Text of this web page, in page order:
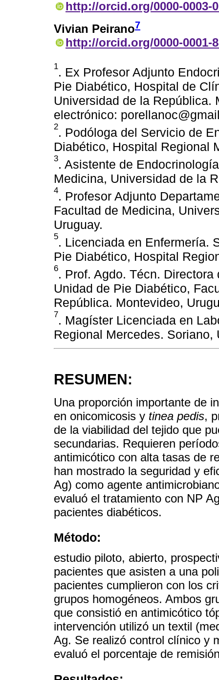
http://orcid.org/0000-0003-
Vivian Peirano7
http://orcid.org/0000-0001-
1. Ex Profesor Adjunto
Pie Diabético, Hospital de
Universidad de la República.
electrónico:
2. Podóloga del Servicio de
Diabético, Hospital Regional
3. Asistente de
Medicina, Universidad de la
4. Profesor Adjunto
Facultad de Medicina,
Uruguay.
5. Licenciada en Enfermería.
Pie Diabético, Hospital
6. Prof. Agdo. Técn.
Unidad de Pie Diabético,
República. Montevideo,
7. Magíster Licenciada en
Regional Mercedes. Soriano,
RESUMEN:
Una proporción importante de
en onicomicosis y tinea pedis,
de la viabilidad del tejido que
secundarias. Requieren
antimicótico con alta tasas de
han mostrado la seguridad y
Ag) como agente
evaluó el tratamiento con NP
pacientes diabéticos.
Método:
estudio piloto, abierto,
pacientes que asisten a una
pacientes cumplieron con los
grupos homogéneos. Ambos
que consistió en antimicótico
intervención utilizó un textil
Ag. Se realizó control clínico y
evaluó el porcentaje de